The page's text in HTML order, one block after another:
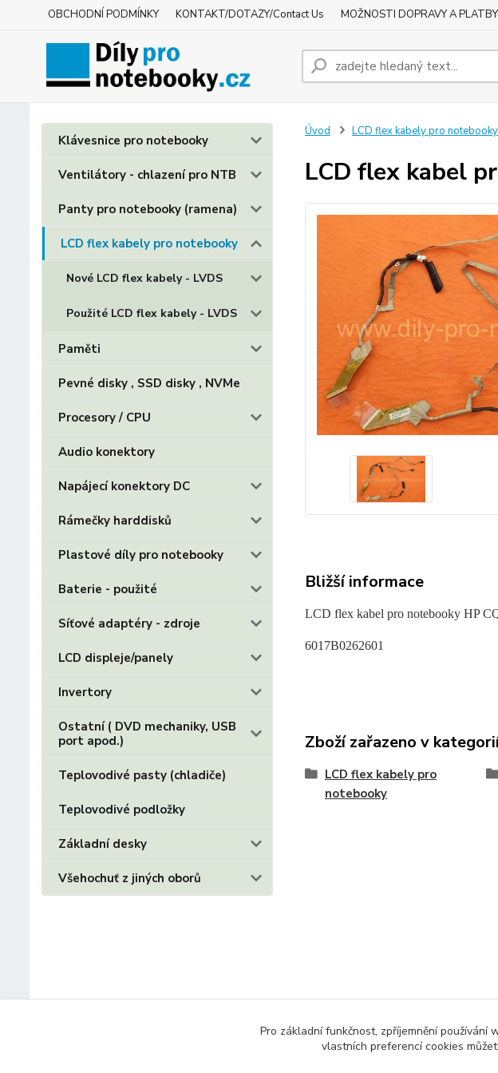
OBCHODNÍ PODMÍNKY KONTAKT/DOTAZY/Contact Us MOŽNOSTI DOPRAVY A PLATBY
Klávesnice pro notebooky
Ventilátory - chlazení pro NTB
Panty pro notebooky (ramena)
LCD flex kabely pro notebooky
Nové LCD flex kabely - LVDS
Použité LCD flex kabely - LVDS
Paměti
Pevné disky , SSD disky , NVMe
Procesory / CPU
Audio konektory
Napájecí konektory DC
Rámečky harddisků
Plastové díly pro notebooky
Baterie - použité
Síťové adaptéry - zdroje
LCD displeje/panely
Invertory
Ostatní ( DVD mechaniky, USB
port apod.)
Teplovodivé pasty (chladiče)
Teplovodivé podložky
Základní desky
Všehochuť z jiných oborů
Úvod LCD flex kabely pro notebooky
LCD flex kabel
Bližší informace
LCD flex kabel pro notebooky HP
6017B0262601
Zboží zařazeno v
LCD flex kabely pro
notebooky
Pro základní funkčnost, zpříjemnění používání
vlastních preferencí cookies